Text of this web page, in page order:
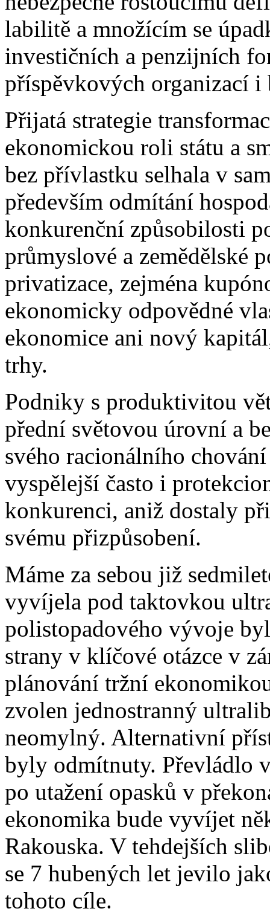
labilitě a množícím se
investičních a penzijních
příspěvkových organizací i
Přijatá strategie
ekonomickou roli státu a
bez přívlastku selhala v
především odmítání
konkurenční způsobilosti
průmyslové a zemědělské
privatizace, zejména
ekonomicky odpovědné
ekonomice ani nový
trhy.
Podniky s produktivitou
přední světovou úrovní a
svého racionálního
vyspělejší často i
konkurenci, aniž dostaly
svému přizpůsobení.
Máme za sebou již
vyvíjela pod taktovkou
polistopadového vývoje
strany v klíčové otázce v
plánování tržní
zvolen jednostranný
neomylný. Alternativní
byly odmítnuty. Převládlo
po utažení opasků v
ekonomika bude vyvíjet
Rakouska. V tehdejších
se 7 hubených let jevilo
tohoto cíle.